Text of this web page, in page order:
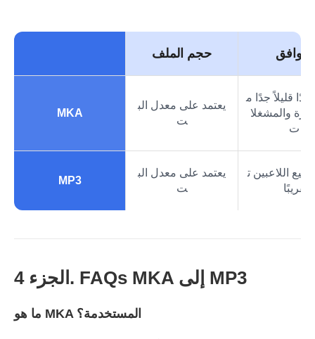
حجم الملف التوافق
MKA
يعتمد على معدل الب
ت
قليلاً جدًا م
والمشغلا
ت
MP3
يعتمد على معدل الب
ت
اللاعبين ت
قريبًا
الجزء 4. FAQs MKA إلى MP3
ما هو MKA المستخدمة؟